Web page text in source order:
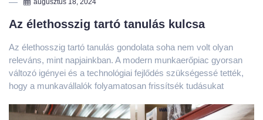
Az élethosszig tartó tanulás gondolata soha nem volt olyan
releváns, mint napjainkban. A modern munkaerőpiac gyorsan
változó igényei és a technológiai fejlődés szükségessé tették,
hogy a munkavállalók folyamatosan frissítsék tudásukat